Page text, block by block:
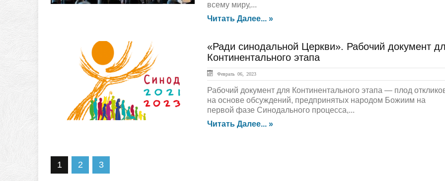
всему миру,...
Читать Далее... »
Жизнь Церкви
«Ради синодальной Церкви». Рабочий документ
Континентального этапа
Февраль 06, 2023
Рабочий документ для Континентального этапа — плод
на основе обсуждений, предпринятых народом Божиим на
первой фазе Cинодального процесса,...
Читать Далее... »
1 2 3